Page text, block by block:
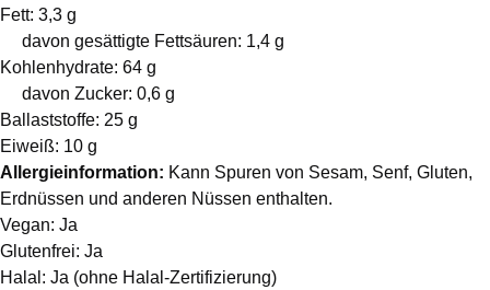
Fett: 3,3 g
davon gesättigte Fettsäuren: 1,4 g
Kohlenhydrate: 64 g
davon Zucker: 0,6 g
Ballaststoffe: 25 g
Eiweiß: 10 g
Allergieinformation: Kann Spuren von Sesam, Senf, Gluten,
Erdnüssen und anderen Nüssen enthalten.
Vegan: Ja
Glutenfrei: Ja
Halal: Ja (ohne Halal-Zertifizierung)